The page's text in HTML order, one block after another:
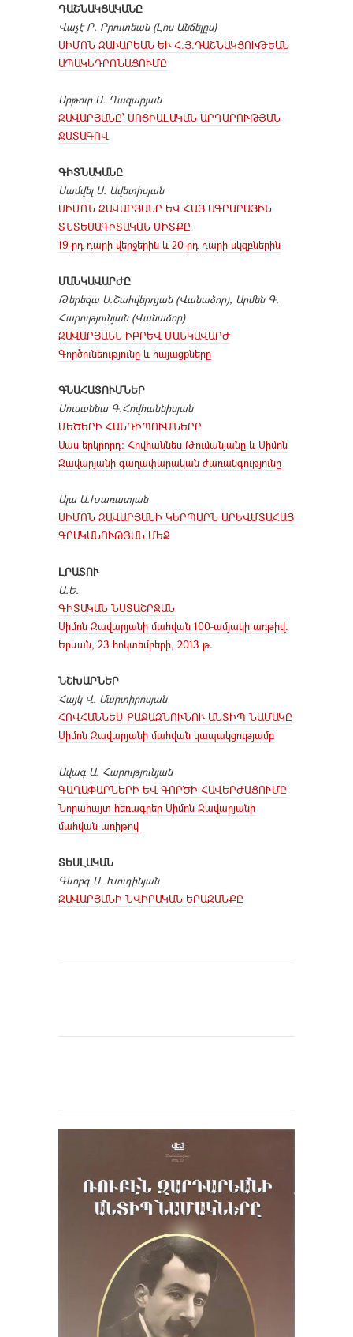
ԴԱՇՆԱԿՑԱԿԱՆԸ
Վաչէ Ր. Բրուտեան (Լոս Անճելըս)
ՍԻՄՈՆ ԶԱՒԱՐԵԱՆ ԵՒ Հ.Յ.ԴԱՇՆԱԿՑՈՒԹԵԱՆ
ԱՊԱԿԵԴՐՈՆԱՑՈՒՄԸ
Արթուր Ս. Ղազարյան
ԶԱՎԱՐՅԱՆԸ՝ ՍՈՑԻԱԼԱԿԱՆ ԱՐԴԱՐՈՒԹՅԱՆ
ՋԱՏԱԳՈՎ
ԳԻՏՆԱԿԱՆԸ
Սամվել Ս. Ավետիսյան
ՍԻՄՈՆ ԶԱՎԱՐՅԱՆԸ ԵՎ ՀԱՅ ԱԳՐԱՐԱՅԻՆ
ՏՆՏԵՍԱԳԻՏԱԿԱՆ ՄԻՏՔԸ
19-րդ դարի վերջերին և 20-րդ դարի սկզբներին
ՄԱՆԿԱՎԱՐԺԸ
Թերեզա Ս.Շահվերդյան (Վանաձոր), Արմեն Գ.
Հարությունյան (Վանաձոր)
ԶԱՎԱՐՅԱՆՆ ԻԲՐԵՎ ՄԱՆԿԱՎԱՐԺ
Գործունեությունը և հայացքները
ԳՆԱՀԱՏՈՒՄՆԵՐ
Սուսաննա Գ.Հովհաննիսյան
ՄԵԾԵՐԻ ՀԱՆԴԻՊՈՒՄՆԵՐԸ
Մաս երկրորդ։ Հովհաննես Թումանյանը և Սիմոն
Զավարյանի գաղափարական ժառանգությունը
Ալա Ա.Խառատյան
ՍԻՄՈՆ ԶԱՎԱՐՅԱՆԻ ԿԵՐՊԱՐՆ ԱՐԵՎՄՏԱՀԱՅ
ԳՐԱԿԱՆՈՒԹՅԱՆ ՄԵՋ
ԼՐԱՏՈՒ
Ա.Ե.
ԳԻՏԱԿԱՆ ՆՍՏԱՇՐՋԱՆ
Սիմոն Զավարյանի մահվան 100-ամյակի առթիվ.
Երևան, 23 հոկտեմբերի, 2013 թ.
ՆՇԽԱՐՆԵՐ
Հայկ Վ. Մարտիրոսյան
ՀՈՎՀԱՆՆԵՍ ՔԱՋԱԶՆՈՒՆՈՒ ԱՆՏԻՊ ՆԱՄԱԿԸ
Սիմոն Զավարյանի մահվան կապակցությամբ
Ավագ Ա. Հարությունյան
ԳԱՂԱՓԱՐՆԵՐԻ ԵՎ ԳՈՐԾԻ ՀԱՎԵՐԺԱՑՈՒՄԸ
Նորահայտ հեռագրեր Սիմոն Զավարյանի
մահվան առիթով
ՏԵՍԼԱԿԱՆ
Գևորգ Ս. Խուդինյան
ԶԱՎԱՐՅԱՆԻ ՆՎԻՐԱԿԱՆ ԵՐԱԶԱՆՔԸ